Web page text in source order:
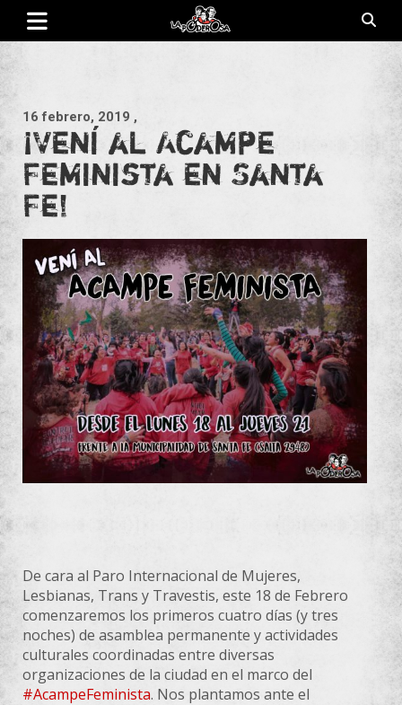
Saltar
contenido
16 febrero, 2019 ,
¡Vení al Acampe
Feminista en Santa
Fe!
De cara al Paro Internacional de Mujeres,
Lesbianas, Trans y Travestis, este 18 de Febrero
comenzaremos los primeros cuatro días (y tres
noches) de asamblea permanente y actividades
culturales coordinadas entre diversas
organizaciones de la ciudad en el marco del
#AcampeFeminista. Nos plantamos ante el